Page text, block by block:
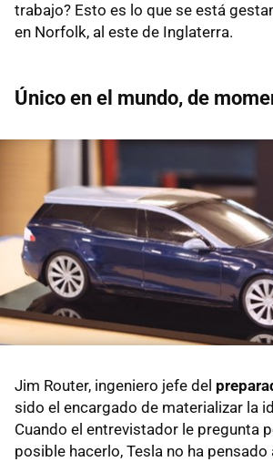
trabajo? Esto es lo que se está
en Norfolk, al este de Inglaterra.
Único en el mundo, de
Jim Router, ingeniero jefe del
sido el encargado de materializar la
Cuando el entrevistador le pregunta
posible hacerlo, Tesla no ha pensado